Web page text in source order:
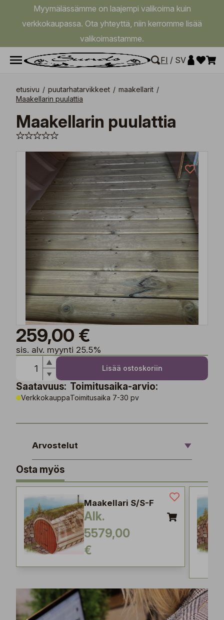
Myymälässämme on laajempi valikoima kuin
verkkokaupassa. Ota yhteyttä, niin kerromme lisää
valikoimastamme.
FI / SV
etusivu / puutarhatarvikkeet / maakellarit /
Maakellarin puulattia
Maakellarin puulattia
259,00 €
sis. alv. myynti 25.5%
Lisää ostoskoriin
Saatavuus:
Verkkokauppa
Toimitusaika-arvio:
Toimitusaika 7-30 pv
Arvostelut
Osta myös
Maakellari S/S-F
Alk.
5579,00
€